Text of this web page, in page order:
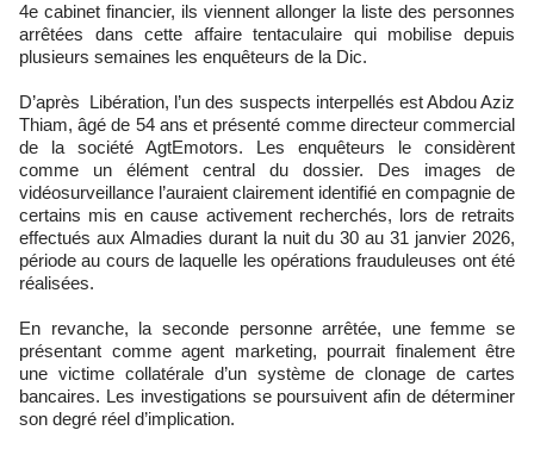
4e cabinet financier, ils viennent allonger la liste des personnes
arrêtées dans cette affaire tentaculaire qui mobilise depuis
plusieurs semaines les enquêteurs de la Dic.
D’après Libération, l’un des suspects interpellés est Abdou Aziz
Thiam, âgé de 54 ans et présenté comme directeur commercial
de la société AgtEmotors. Les enquêteurs le considèrent
comme un élément central du dossier. Des images de
vidéosurveillance l’auraient clairement identifié en compagnie de
certains mis en cause activement recherchés, lors de retraits
effectués aux Almadies durant la nuit du 30 au 31 janvier 2026,
période au cours de laquelle les opérations frauduleuses ont été
réalisées.
En revanche, la seconde personne arrêtée, une femme se
présentant comme agent marketing, pourrait finalement être
une victime collatérale d’un système de clonage de cartes
bancaires. Les investigations se poursuivent afin de déterminer
son degré réel d’implication.